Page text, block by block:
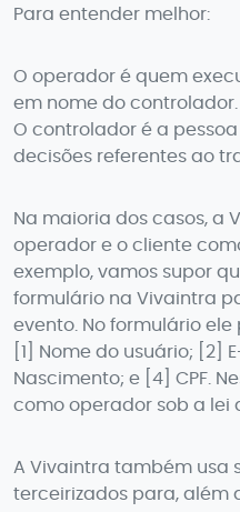
Para entender melhor:
O operador é quem
em nome do controlador.
O controlador é a
decisões referentes ao
Na maioria dos casos, a
operador e o cliente
exemplo, vamos supor
formulário na Vivaintra
evento. No formulário
[1] Nome do usuário; [2]
Nascimento; e [4] CPF.
como operador sob a lei
A Vivaintra também usa
terceirizados para, além